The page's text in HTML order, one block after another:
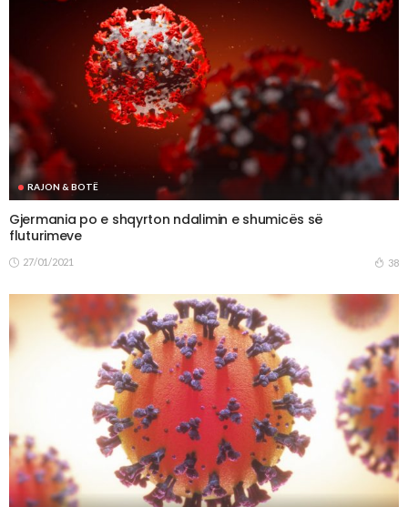
RAJON & BOTË
Gjermania po e shqyrton ndalimin e shumicës së
fluturimeve
27/01/2021 38